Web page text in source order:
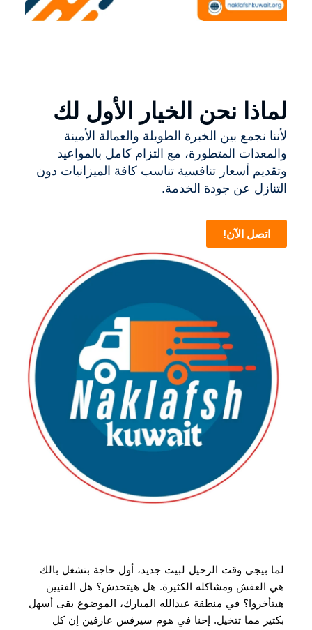
لماذا نحن الخيار الأول لك
لأننا نجمع بين الخبرة الطويلة والعمالة الأمينة
والمعدات المتطورة، مع التزام كامل بالمواعيد
وتقديم أسعار تنافسية تناسب كافة الميزانيات دون
التنازل عن جودة الخدمة.
اتصل الآن!
لما بيجي وقت الرحيل لبيت جديد، أول حاجة بتشغل بالك
هي العفش ومشاكله الكثيرة. هل هيتخدش؟ هل الفنيين
هيتأخروا؟ في منطقة عبدالله المبارك، الموضوع بقى أسهل
بكتير مما تتخيل. إحنا في هوم سيرفس عارفين إن كل